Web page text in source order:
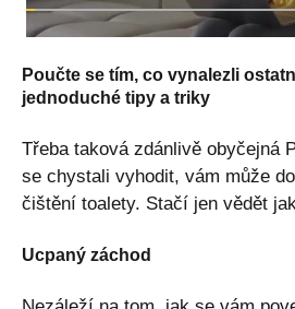
Poučte se tím, co vynalezli
jednoduché tipy a triky
Třeba taková zdánlivě obyčejná
se chystali vyhodit, vám může
čištění toalety. Stačí jen vědět
Ucpaný záchod